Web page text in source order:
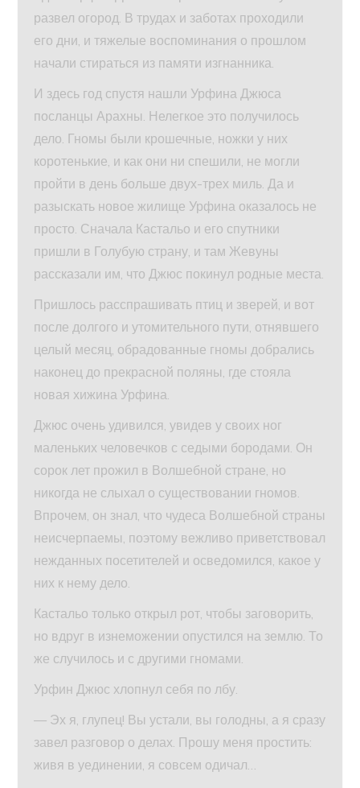
развел огород. В трудах и заботах проходили
его дни, и тяжелые воспоминания о прошлом
начали стираться из памяти изгнанника.
И здесь год спустя нашли Урфина Джюса
посланцы Арахны. Нелегкое это получилось
дело. Гномы были крошечные, ножки у них
коротенькие, и как они ни спешили, не могли
пройти в день больше двух-трех миль. Да и
разыскать новое жилище Урфина оказалось не
просто. Сначала Кастальо и его спутники
пришли в Голубую страну, и там Жевуны
рассказали им, что Джюс покинул родные места.
Пришлось расспрашивать птиц и зверей, и вот
после долгого и утомительного пути, отнявшего
целый месяц, обрадованные гномы добрались
наконец до прекрасной поляны, где стояла
новая хижина Урфина.
Джюс очень удивился, увидев у своих ног
маленьких человечков с седыми бородами. Он
сорок лет прожил в Волшебной стране, но
никогда не слыхал о существовании гномов.
Впрочем, он знал, что чудеса Волшебной страны
неисчерпаемы, поэтому вежливо приветствовал
нежданных посетителей и осведомился, какое у
них к нему дело.
Кастальо только открыл рот, чтобы заговорить,
но вдруг в изнеможении опустился на землю. То
же случилось и с другими гномами.
Урфин Джюс хлопнул себя по лбу.
— Эх я, глупец! Вы устали, вы голодны, а я сразу
завел разговор о делах. Прошу меня простить:
живя в уединении, я совсем одичал…